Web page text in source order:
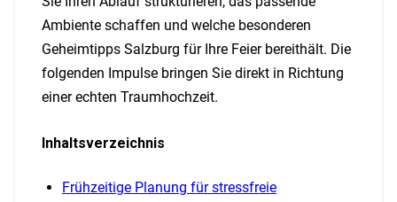
Ambiente schaffen und welche besonderen
Geheimtipps Salzburg für Ihre Feier bereithält. Die
folgenden Impulse bringen Sie direkt in Richtung
einer echten Traumhochzeit.
Inhaltsverzeichnis
Frühzeitige Planung für stressfreie